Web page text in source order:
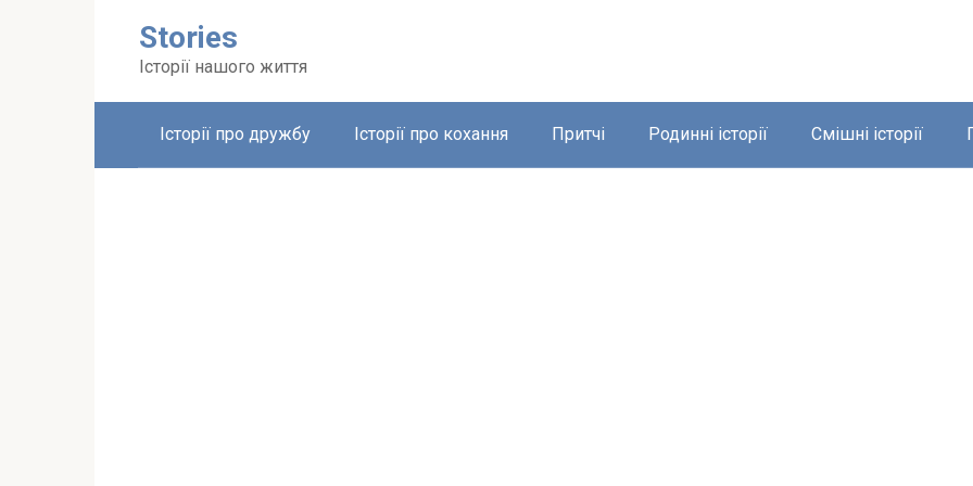
Stories
Історії нашого життя
Історії про дружбу Історії про кохання Притчі Родинні історії Смішні історії